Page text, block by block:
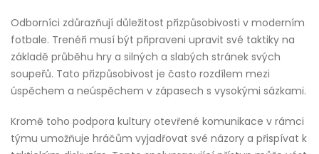
Odborníci zdůrazňují důležitost přizpůsobivosti v moderním
fotbale. Trenéři musí být připraveni upravit své taktiky na
základě průběhu hry a silných a slabých stránek svých
soupeřů. Tato přizpůsobivost je často rozdílem mezi
úspěchem a neúspěchem v zápasech s vysokými sázkami.
Kromě toho podpora kultury otevřené komunikace v rámci
týmu umožňuje hráčům vyjadřovat své názory a přispívat k